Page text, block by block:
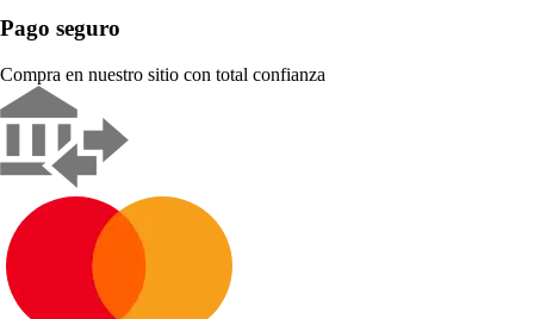
Pago seguro
Compra en nuestro sitio con total confianza